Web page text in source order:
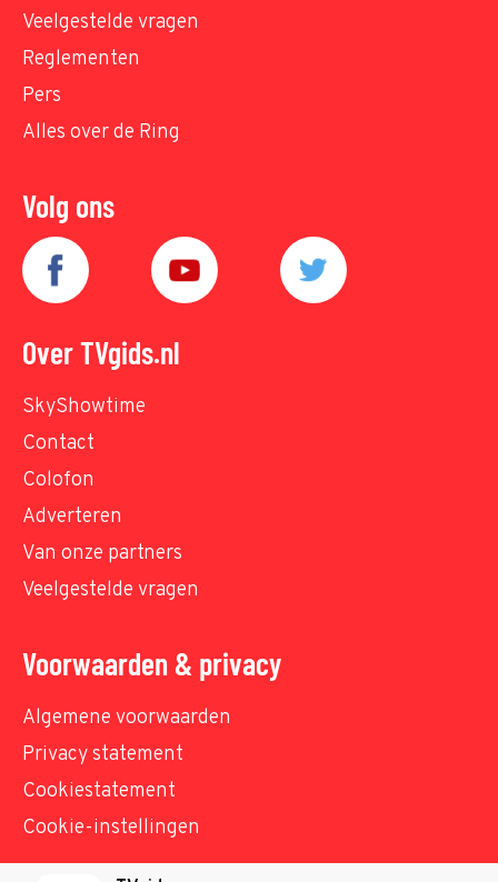
Veelgestelde vragen
Reglementen
Pers
Alles over de Ring
Volg ons
Over TVgids.nl
SkyShowtime
Contact
Colofon
Adverteren
Van onze partners
Veelgestelde vragen
Voorwaarden & privacy
Algemene voorwaarden
Privacy statement
Cookiestatement
Cookie-instellingen